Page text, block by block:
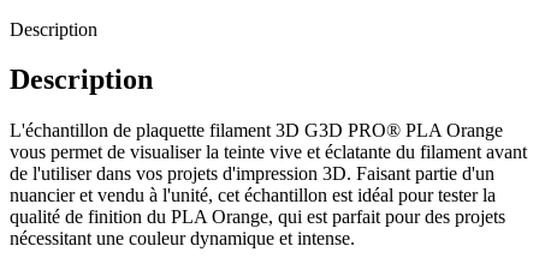
Description
Description
L'échantillon de plaquette filament 3D G3D PRO® PLA Orange
vous permet de visualiser la teinte vive et éclatante du filament avant
de l'utiliser dans vos projets d'impression 3D. Faisant partie d'un
nuancier et vendu à l'unité, cet échantillon est idéal pour tester la
qualité de finition du PLA Orange, qui est parfait pour des projets
nécessitant une couleur dynamique et intense.